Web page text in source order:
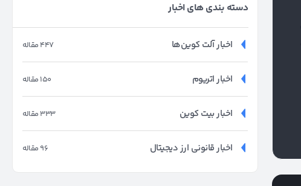
دسته بندی های اخبار
447 مقاله اخبار آلت کوین‌ها
150 مقاله اخبار اتریوم
333 مقاله اخبار بیت کوین
96 مقاله اخبار قانونی ارز دیجیتال